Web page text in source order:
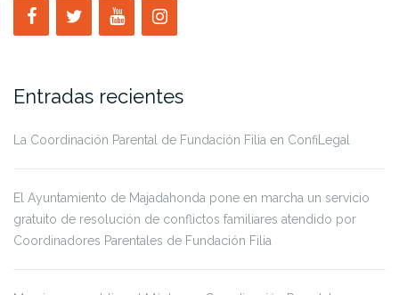
Entradas recientes
La Coordinación Parental de Fundación Filia en ConfiLegal
El Ayuntamiento de Majadahonda pone en marcha un servicio
gratuito de resolución de conflictos familiares atendido por
Coordinadores Parentales de Fundación Filia